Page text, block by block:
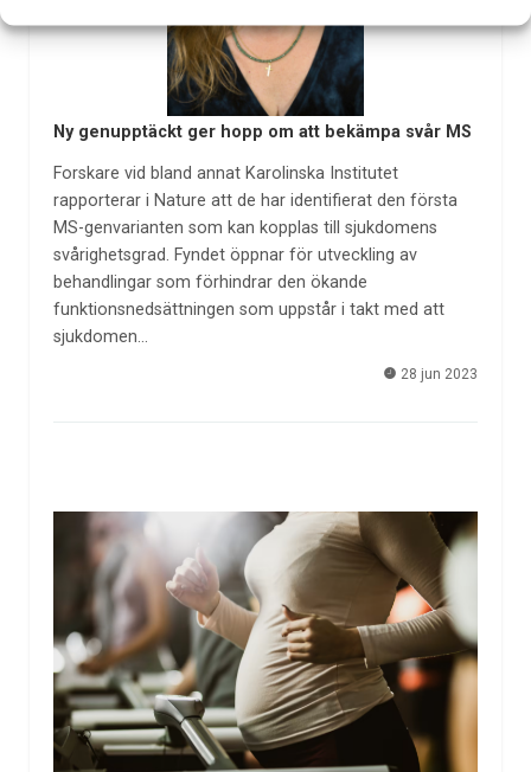
Ny genupptäckt ger hopp om att bekämpa svår MS
Forskare vid bland annat Karolinska Institutet
rapporterar i Nature att de har identifierat den första
MS-genvarianten som kan kopplas till sjukdomens
svårighetsgrad. Fyndet öppnar för utveckling av
behandlingar som förhindrar den ökande
funktionsnedsättningen som uppstår i takt med att
sjukdomen…
28 jun 2023